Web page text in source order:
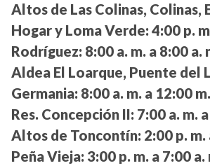
Altos de Las Colinas, Colinas,
Hogar y Loma Verde: 4:00 p.
Rodríguez: 8:00 a. m. a 8:00 a.
Aldea El Loarque, Puente del
Germania: 8:00 a. m. a 12:00 m.
Res. Concepción II: 7:00 a. m.
Altos de Toncontín: 2:00 p. m.
Peña Vieja: 3:00 p. m. a 7:00 a.